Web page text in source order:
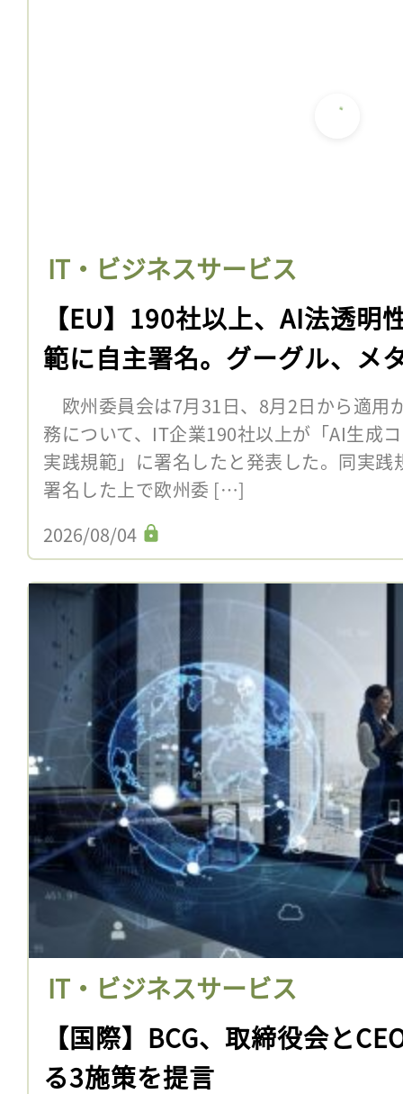
IT・ビジネスサービス
【EU】190社以上、AI法透明
範に自主署名。グーグル、メ
欧州委員会は7月31日、8月2日から適用
務について、IT企業190社以上が「AI生成
実践規範」に署名したと発表した。同実
署名した上で欧州委 […]
2026/08/04
IT・ビジネスサービス
【国際】BCG、取締役会と
る3施策を提言